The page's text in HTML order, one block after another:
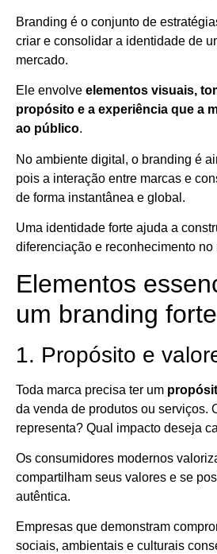
Branding é o conjunto de
criar e consolidar a identidade de
mercado.
Ele envolve elementos visuais,
propósito e a experiência que a
ao público.
No ambiente digital, o branding é
pois a interação entre marcas e
de forma instantânea e global.
Uma identidade forte ajuda a
diferenciação e reconhecimento no
Elementos
um branding
1. Propósito e
Toda marca precisa ter um
da venda de produtos ou serviços.
representa? Qual impacto deseja
Os consumidores modernos
compartilham seus valores e se
autêntica.
Empresas que demonstram
sociais, ambientais e culturais